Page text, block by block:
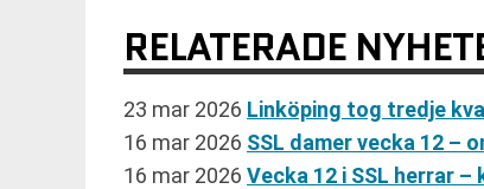
RELATERADE
23 mar 2026 Linköping tog tredje
16 mar 2026 SSL damer vecka 12 –
16 mar 2026 Vecka 12 i SSL herrar